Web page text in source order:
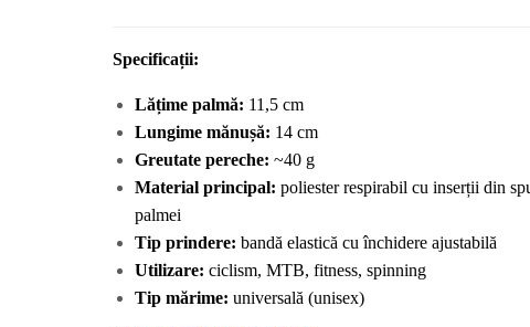
Specificații:
Lățime palmă: 11,5 cm
Lungime mănușă: 14 cm
Greutate pereche: ~40 g
Material principal: poliester respirabil cu inserții din
palmei
Tip prindere: bandă elastică cu închidere ajustabilă
Utilizare: ciclism, MTB, fitness, spinning
Tip mărime: universală (unisex)